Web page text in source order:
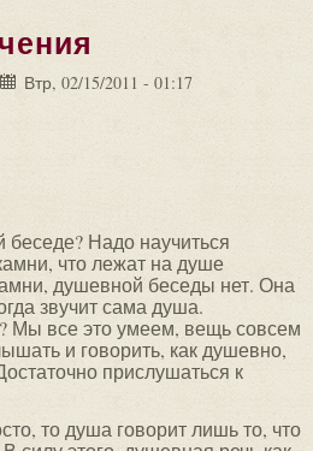
Втр, 02/15/2011 - 01:17
беседе? Надо научиться
что лежат на душе
душевной беседы нет. Она
звучит сама душа.
Мы все это умеем, вещь совсем
и говорить, как душевно,
прислушаться к
то душа говорит лишь то, что